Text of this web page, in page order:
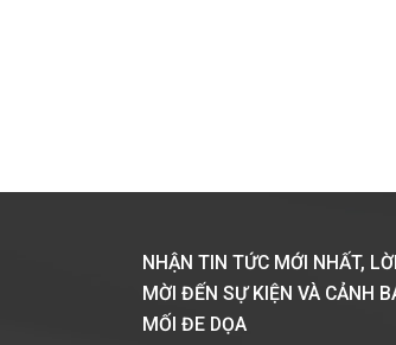
NHẬN TIN TỨC MỚI NHẤT, LỜI
MỜI ĐẾN SỰ KIỆN VÀ CẢNH
MỐI ĐE DỌA